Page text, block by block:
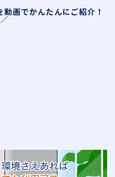
画でかんたんにご紹介！
／